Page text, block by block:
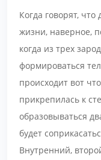
Когда говорят, что
жизни, наверное,
когда из трех
формироваться
происходит вот
прикрепилась к
образовываться
будет
Внутренний,